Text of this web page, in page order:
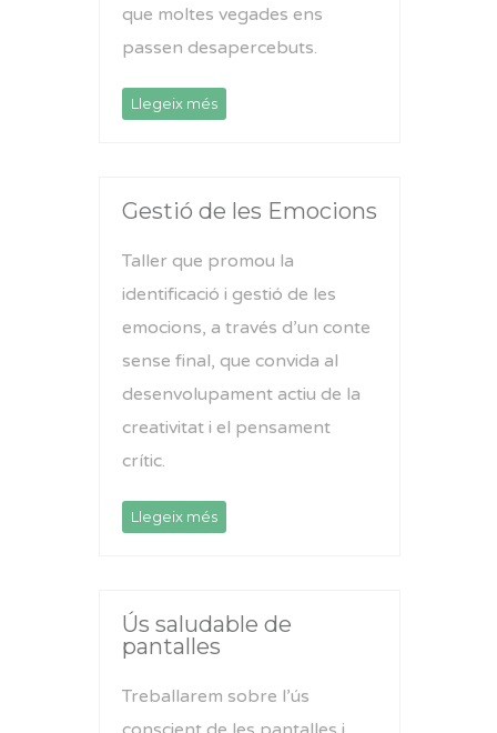
que moltes vegades ens
passen desapercebuts.
Llegeix més
Gestió de les Emocions
Taller que promou la
identificació i gestió de les
emocions, a través d’un conte
sense final, que convida al
desenvolupament actiu de la
creativitat i el pensament
crític.
Llegeix més
Ús saludable de
pantalles
Treballarem sobre l’ús